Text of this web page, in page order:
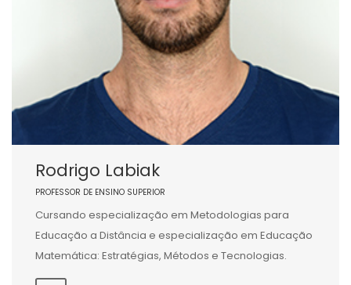
Rodrigo Labiak
PROFESSOR DE ENSINO SUPERIOR
Cursando especialização em Metodologias para
Educação a Distância e especialização em Educação
Matemática: Estratégias, Métodos e Tecnologias.